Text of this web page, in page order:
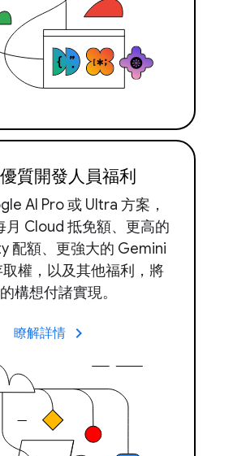
質開發人員福利
AI Pro 或 Ultra 方案，
月 Cloud 抵免額、更高的
配額、更強大的 Gemini
取權，以及其他福利，將
構想付諸實現。
瞭解詳情 keyboard_arrow_right